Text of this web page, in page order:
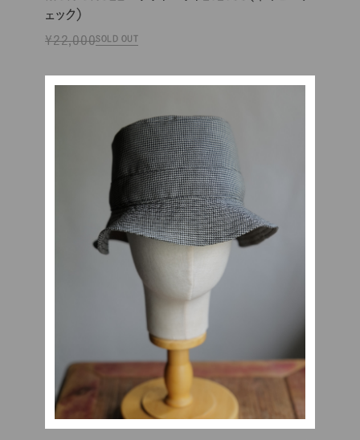
ェック）
¥22,000SOLD OUT